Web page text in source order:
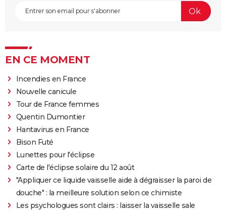
EN CE MOMENT
Incendies en France
Nouvelle canicule
Tour de France femmes
Quentin Dumontier
Hantavirus en France
Bison Futé
Lunettes pour l'éclipse
Carte de l'éclipse solaire du 12 août
"Appliquer ce liquide vaisselle aide à dégraisser la paroi de
douche" : la meilleure solution selon ce chimiste
Les psychologues sont clairs : laisser la vaisselle sale